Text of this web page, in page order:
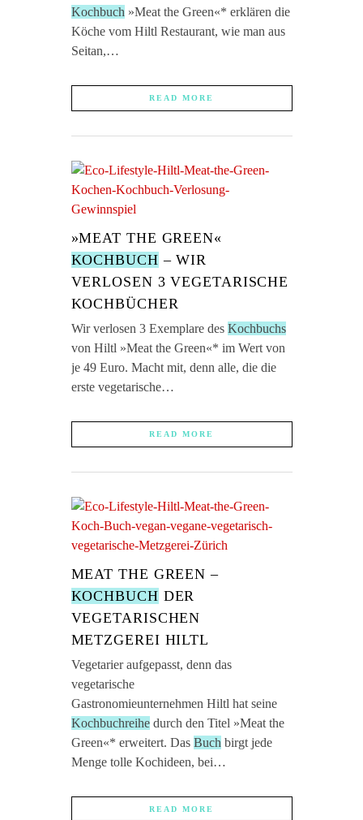
Kochbuch »Meat the Green«* erklären die
Köche vom Hiltl Restaurant, wie man aus
Seitan,…
READ MORE
»MEAT THE GREEN«
KOCHBUCH – WIR
VERLOSEN 3 VEGETARISCHE
KOCHBÜCHER
Wir verlosen 3 Exemplare des Kochbuchs
von Hiltl »Meat the Green«* im Wert von
je 49 Euro. Macht mit, denn alle, die die
erste vegetarische…
READ MORE
MEAT THE GREEN –
KOCHBUCH DER
VEGETARISCHEN
METZGEREI HILTL
Vegetarier aufgepasst, denn das
vegetarische
Gastronomieunternehmen Hiltl hat seine
Kochbuchreihedurch den Titel »Meat the
Green«* erweitert. Das Buch birgt jede
Menge tolle Kochideen, bei…
READ MORE